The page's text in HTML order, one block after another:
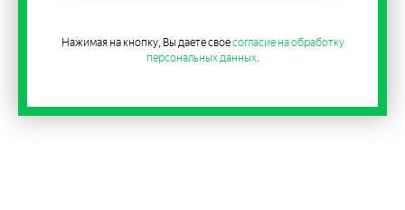
Нажимая на кнопку, Вы даете своесогласие на обработку
персональных данных.